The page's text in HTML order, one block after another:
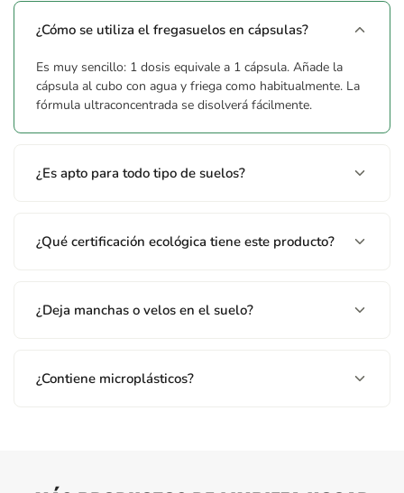
¿Cómo se utiliza el fregasuelos en cápsulas?
Es muy sencillo: 1 dosis equivale a 1 cápsula. Añade la
cápsula al cubo con agua y friega como habitualmente. La
fórmula ultraconcentrada se disolverá fácilmente.
¿Es apto para todo tipo de suelos?
¿Qué certificación ecológica tiene este producto?
¿Deja manchas o velos en el suelo?
¿Contiene microplásticos?